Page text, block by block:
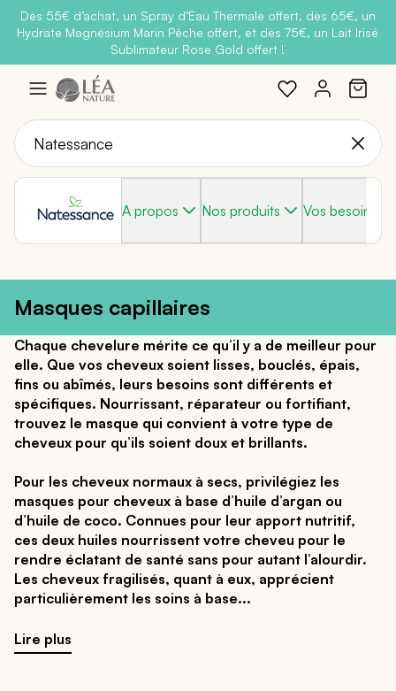
Belle semaine : Profitez de-25% + Livraison offertedès 30€
d'achat avec le codeBELLEBIO
BRADERIE :-40% sur une sélection de produits
Dès 55€ d’achat, un Spray d’Eau Thermale offert, dès 65€, un
Hydrate Magnésium Marin Pêche offert, et dès 75€, un Lait Irisé
Sublimateur Rose Gold offert !
A propos Nos produits Vos besoins
Masques capillaires
Chaque chevelure mérite ce qu’il y a de meilleur pour
elle. Que vos cheveux soient lisses, bouclés, épais,
fins ou abîmés, leurs besoins sont différents et
spécifiques. Nourrissant, réparateur ou fortifiant,
trouvez le masque qui convient à votre type de
cheveux pour qu’ils soient doux et brillants.
Pour les cheveux normaux à secs, privilégiez les
masques pour cheveux à base d’huile d’argan ou
d’huile de coco. Connues pour leur apport nutritif,
ces deux huiles nourrissent votre cheveu pour le
rendre éclatant de santé sans pour autant l’alourdir.
Les cheveux fragilisés, quant à eux, apprécient
particulièrement les soins à base
Lire plus